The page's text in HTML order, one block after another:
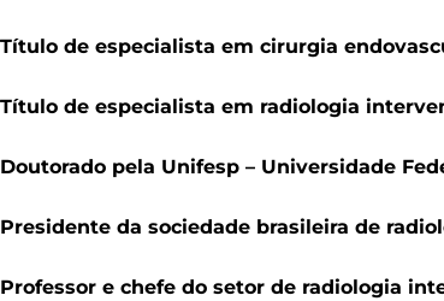
Título de especialista em cirurgia
Título de especialista em radiologia
Doutorado pela Unifesp – Universidade
Presidente da sociedade brasileira de
Professor e chefe do setor de radiologia